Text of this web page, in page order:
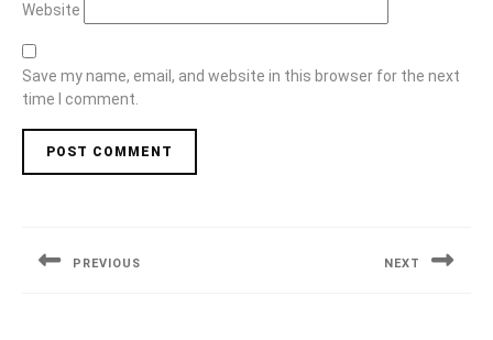
Website
Save my name, email, and website in this browser for the next
time I comment.
PREVIOUS NEXT